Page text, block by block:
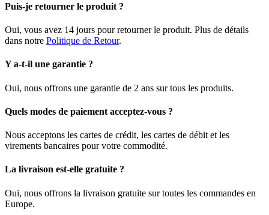
Puis-je retourner le produit ?
Oui, vous avez 14 jours pour retourner le produit. Plus de détails
dans notre Politique de Retour.
Y a-t-il une garantie ?
Oui, nous offrons une garantie de 2 ans sur tous les produits.
Quels modes de paiement acceptez-vous ?
Nous acceptons les cartes de crédit, les cartes de débit et les
virements bancaires pour votre commodité.
La livraison est-elle gratuite ?
Oui, nous offrons la livraison gratuite sur toutes les commandes en
Europe.